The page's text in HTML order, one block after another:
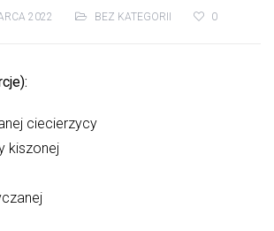
2022 BEZ KATEGORII 0
ciecierzycy
kiszonej